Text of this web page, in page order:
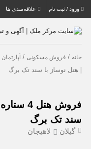
نام علاقه‌مندی ها
مسکونی/آپارتمان
با سند تک برگ
فروش هتل 4
تک برگ
لاهیجان